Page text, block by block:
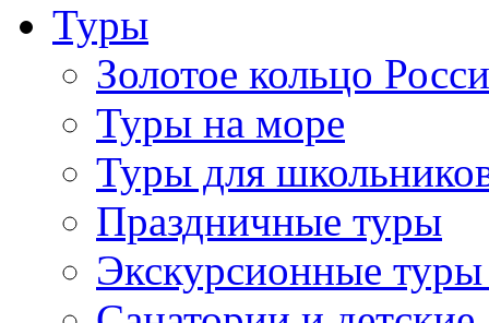
Туры
Золотое кольцо
Туры на море
Туры для
Праздничные туры
Экскурсионные